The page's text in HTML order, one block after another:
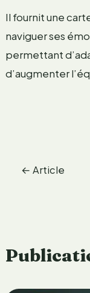
Il fournit une
naviguer ses
permettant
d’augmenter
← Article